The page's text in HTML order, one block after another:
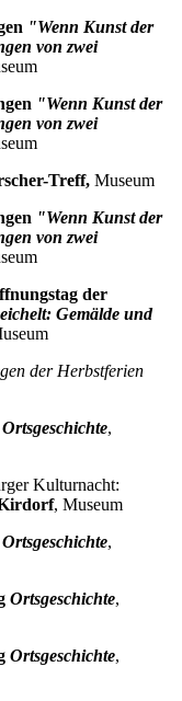
"Wenn Kunst der
von zwei
"Wenn Kunst der
von zwei
Treff, Museum
"Wenn Kunst der
von zwei
der
Gemälde und
der Herbstferien
Ortsgeschichte,
Kulturnacht:
, Museum
Ortsgeschichte,
Ortsgeschichte,
Ortsgeschichte,